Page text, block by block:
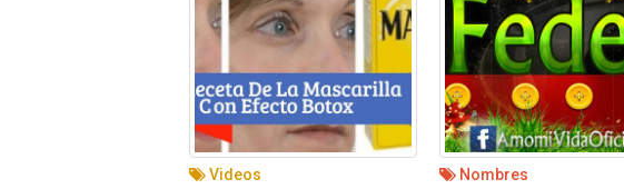
Videos Nombres